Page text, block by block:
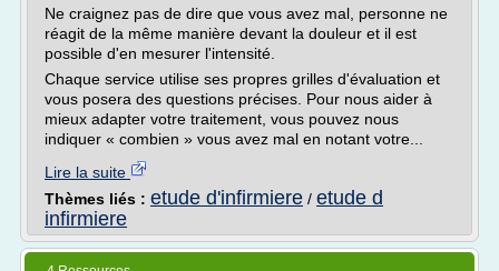
Ne craignez pas de dire que vous avez mal, personne ne
réagit de la même manière devant la douleur et il est
possible d'en mesurer l'intensité.
Chaque service utilise ses propres grilles d'évaluation et
vous posera des questions précises. Pour nous aider à
mieux adapter votre traitement, vous pouvez nous
indiquer « combien » vous avez mal en notant votre...
Lire la suite
Thèmes liés : etude d'infirmiere / etude d
infirmiere